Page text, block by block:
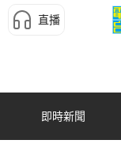
直播
即時新聞